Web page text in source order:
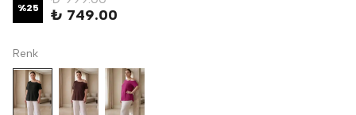
%25 ₺ 749.00
Renk